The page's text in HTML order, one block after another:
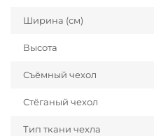
Ширина (см)
Высота
Съёмный чехол
Стёганый чехол
Тип ткани чехла